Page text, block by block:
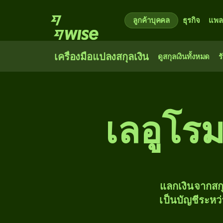
ลูกค้าบุคคล ธุรกิจ แพ
เครื่องมือแปลงสกุลเงิน ดูสกุลเงินทั้งหมด
เลอูโร
แลกเงินจากส
เป็นบัญชีระหว่